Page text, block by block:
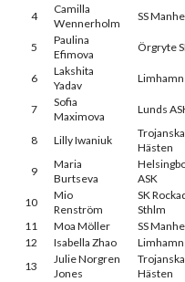
4
Camilla
Wennerholm
SS
5
Paulina
Efimova
Örgryte
6
Lakshita
Yadav
7
Sofia
Maximova
Lunds
8 Lilly Iwaniuk
Trojanska
Hästen
9
Maria
Burtseva
ASK
10
Mio
Renström
SK
Sthlm
11
Moa Möller SS
12
Isabella Zhao
13
Julie Norgren
Jones
Trojanska
Hästen